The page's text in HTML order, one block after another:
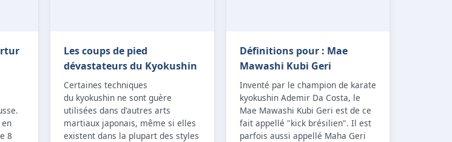
8
Les coups de pied
dévastateurs du Kyokushin
Certaines techniques
du kyokushin ne sont guère
utilisées dans d'autres arts
martiaux japonais, même si elles
existent dans la plupart des styles
Définitions pour : Mae
Mawashi Kubi Geri
Inventé par le champion de karate
kyokushin Ademir Da Costa, le
Mae Mawashi Kubi Geri est de ce
fait appellé "kick brésilien". Il est
parfois aussi appellé Maha Geri